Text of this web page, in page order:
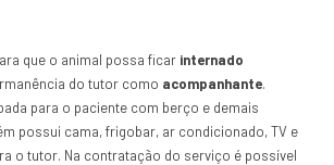
que o animal possa ficar internado
do tutor como acompanhante.
para o paciente com berço e demais
possui cama, frigobar, ar condicionado, TV e
o tutor. Na contratação do serviço é possível